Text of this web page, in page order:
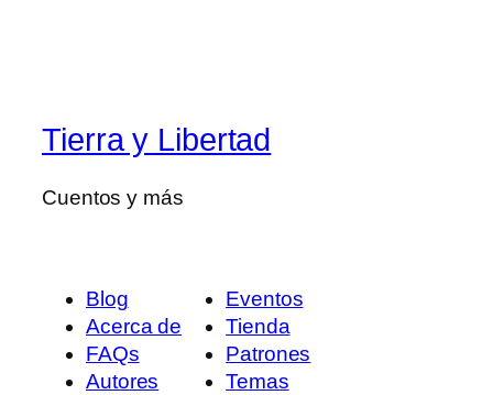
Tierra y Libertad
Cuentos y más
Blog
Acerca de
FAQs
Autores
Eventos
Tienda
Patrones
Temas